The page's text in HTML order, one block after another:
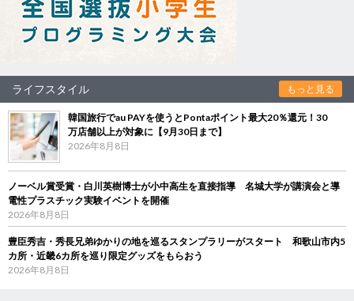
ライフスタイル もっと見る
韓国旅行でau PAYを使うとPontaポイント最大20％還元！30
万店舗以上が対象に【9月30日まで】
2026年8月8日
ノーベル賞受賞・白川英樹博士が小中高生を直接指導 名城大学が講演会と導
電性プラスチック実験イベントを開催
2026年8月8日
豊臣秀吉・秀長兄弟ゆかりの地を巡るスタンプラリーがスタート 和歌山市内5
カ所・近畿6カ所を巡り限定グッズをもらおう
2026年8月8日